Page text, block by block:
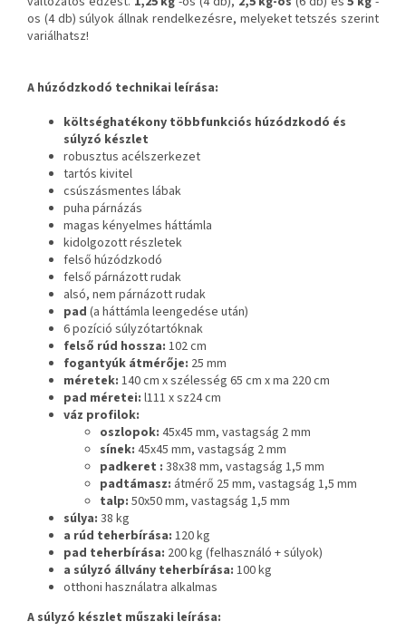
os (4 db) súlyok állnak rendelkezésre, melyeket tetszés szerint
variálhatsz!
A húzódzkodó technikai leírása:
költséghatékony többfunkciós húzódzkodó és
súlyzó készlet
robusztus acélszerkezet
tartós kivitel
csúszásmentes lábak
puha párnázás
magas kényelmes háttámla
kidolgozott részletek
felső húzódzkodó
felső párnázott rudak
alsó, nem párnázott rudak
pad (a háttámla leengedése után)
6 pozíció súlyzótartóknak
felső rúd hossza: 102 cm
fogantyúk átmérője: 25 mm
méretek: 140 cm x szélesség 65 cm x ma 220 cm
pad méretei: l111 x sz24 cm
váz profilok:
oszlopok: 45x45 mm, vastagság 2 mm
sínek: 45x45 mm, vastagság 2 mm
padkeret : 38x38 mm, vastagság 1,5 mm
padtámasz: átmérő 25 mm, vastagság 1,5 mm
talp: 50x50 mm, vastagság 1,5 mm
súlya: 38 kg
a rúd teherbírása: 120 kg
pad teherbírása: 200 kg (felhasználó + súlyok)
a súlyzó állvány teherbírása: 100 kg
otthoni használatra alkalmas
A súlyzó készlet műszaki leírása: